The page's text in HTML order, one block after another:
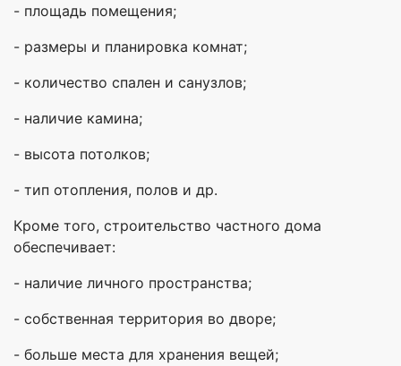
- площадь помещения;
- размеры и планировка комнат;
- количество спален и санузлов;
- наличие камина;
- высота потолков;
- тип отопления, полов и др.
Кроме того, строительство частного дома
обеспечивает:
- наличие личного пространства;
- собственная территория во дворе;
- больше места для хранения вещей;